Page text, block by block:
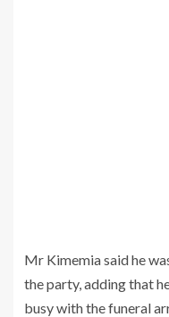
Mr Kimemia said he
the party, adding that
busy with the funeral